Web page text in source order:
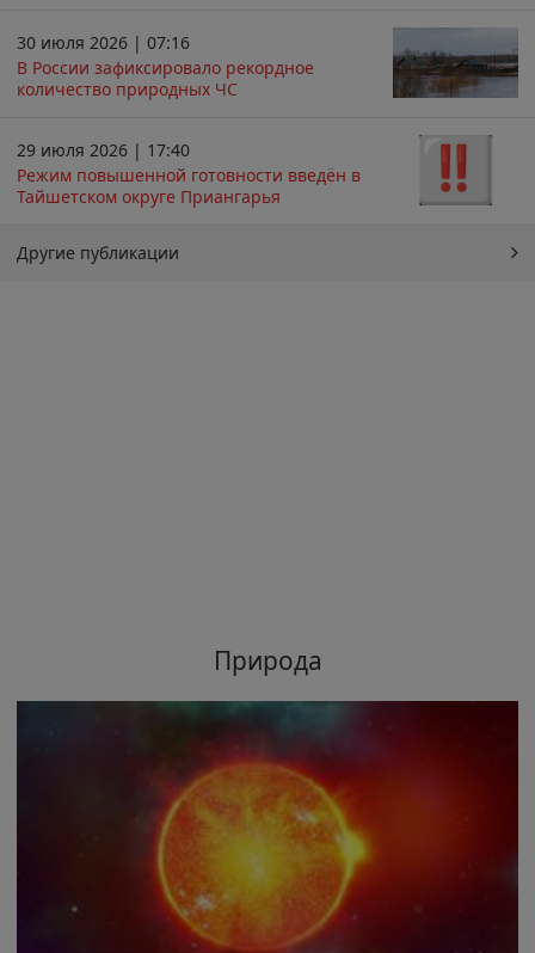
30 июля 2026 | 07:16
В России зафиксировало рекордное
количество природных ЧС
29 июля 2026 | 17:40
Режим повышенной готовности введён в
Тайшетском округе Приангарья
Другие публикации
Природа